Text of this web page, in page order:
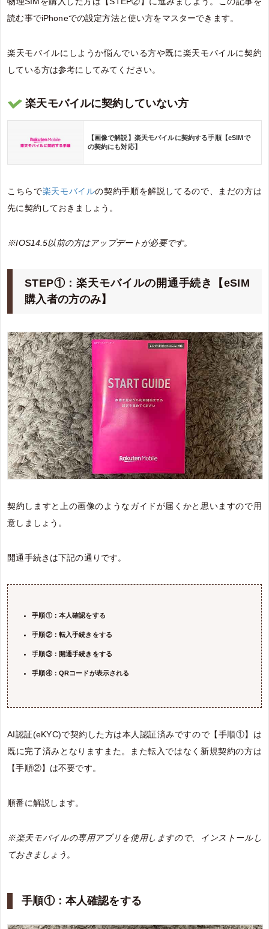
読む事でiPhoneでの設定方法と使い方をマスターできます。
楽天モバイルにしようか悩んでいる方や既に楽天モバイルに契約
している方は参考にしてみてください。
楽天モバイルに契約していない方
【画像で解説】楽天モバイルに契約する手順【eSIMで
の契約にも対応】
こちらで楽天モバイルの契約手順を解説してるので、まだの方は
先に契約しておきましょう。
※IOS14.5以前の方はアップデートが必要です。
STEP①：楽天モバイルの開通手続き【eSIM
購入者の方のみ】
契約しますと上の画像のようなガイドが届くかと思いますので用
意しましょう。
開通手続きは下記の通りです。
手順①：本人確認をする
手順②：転入手続きをする
手順③：開通手続きをする
手順④：QRコードが表示される
AI認証(eKYC)で契約した方は本人認証済みですので【手順①】は
既に完了済みとなりますまた。また転入ではなく新規契約の方は
【手順②】は不要です。
順番に解説します。
※楽天モバイルの専用アプリを使用しますので、インストールし
ておきましょう。
手順①：本人確認をする